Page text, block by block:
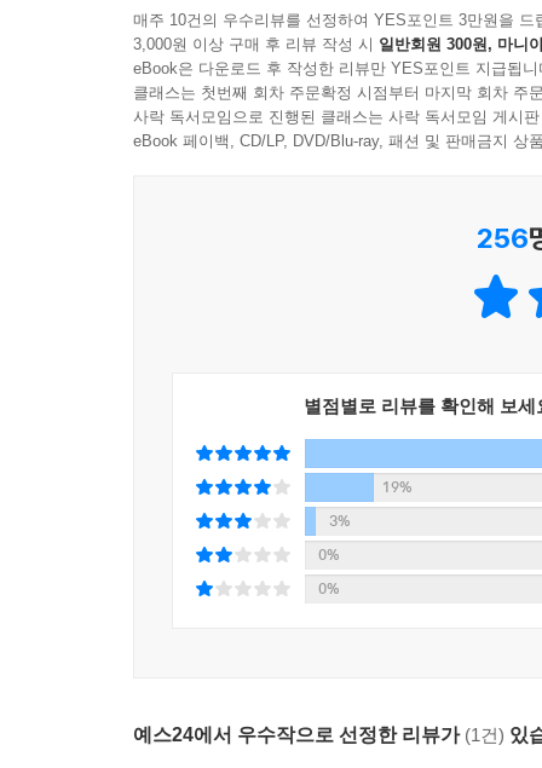
작물화한 사실은 그 지역 민족들이 다른 민족들보
된 농작물과 가축들은 특정 지역에서만 작물화·가
- 총기와 병균과 금속이 역사에 미친 엄청난 영향
유럽인이 자행한 비유럽인 정복은 이러한 과정을
유럽인이 아메리카 대륙에 들어간 후 질병과 전
* 특별 증보면 「일본인은 어디에서 왔는가」 추가
재레드 다이아몬드는 이번 『총, 균, 쇠』의 증보
세 가지로 나뉜다. 고대 일본의 조몬인이 진화했
주장, 한국에서의 이주는 인정하지만 그것은 소
이주가 분명 현대 일본인에게 막대한 영향을 미쳤
한국어는 현재보다 훨씬 다양했으며, 일부 전해지
매주 10건의 우수리뷰를 선정하여 YES포인트 3만원을 드
3,000원 이상 구매 후 리뷰 작성 시 일반회원 300원, 마니
eBook은 다운로드 후 작성한 리뷰만 YES포인트 지급됩니
클래스는 첫번째 회차 주문확정 시점부터 마지막 회차 주
사락 독서모임으로 진행된 클래스는 사락 독서모임 게시
eBook 페이백, CD/LP, DVD/Blu-ray, 패션 및 판매금지 상
256
별점별로 리뷰를 확인해 보세
19%
3%
0%
0%
예스24에서 우수작으로 선정한 리뷰가 (1건) 있